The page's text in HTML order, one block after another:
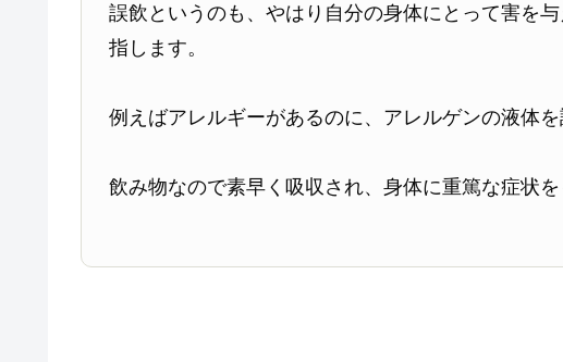
誤飲というのも、やはり自分の身体にとって害を
指します。
例えばアレルギーがあるのに、アレルゲンの液体
飲み物なので素早く吸収され、身体に重篤な症状